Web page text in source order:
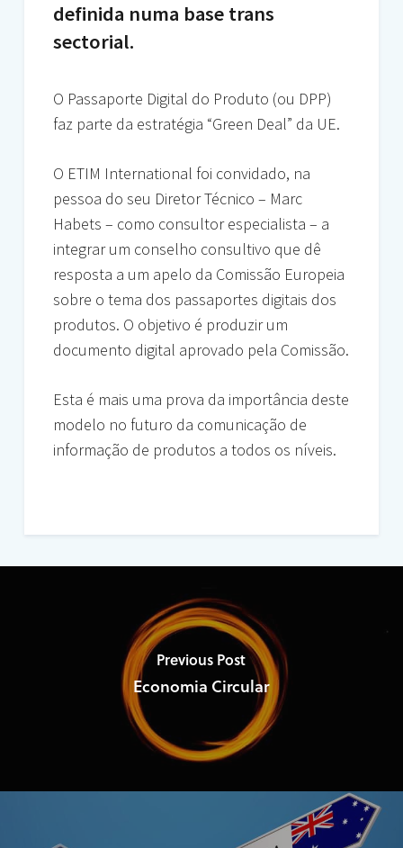
definida numa base trans
sectorial.
O Passaporte Digital do Produto (ou DPP)
faz parte da estratégia “Green Deal” da UE.
O ETIM International foi convidado, na
pessoa do seu Diretor Técnico – Marc
Habets – como consultor especialista – a
integrar um conselho consultivo que dê
resposta a um apelo da Comissão Europeia
sobre o tema dos passaportes digitais dos
produtos. O objetivo é produzir um
documento digital aprovado pela Comissão.
Esta é mais uma prova da importância deste
modelo no futuro da comunicação de
informação de produtos a todos os níveis.
Previous Post
Economia Circular